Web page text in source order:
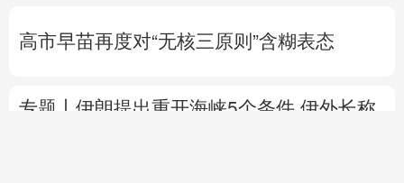
高市早苗再度对“无核三原则”含糊表态
专题丨 伊朗提出重开海峡5个条件 伊外长称